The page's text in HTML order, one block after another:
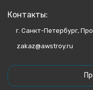
Контакты:
г. Санкт-Петербург,
zakaz@awstroy.ru